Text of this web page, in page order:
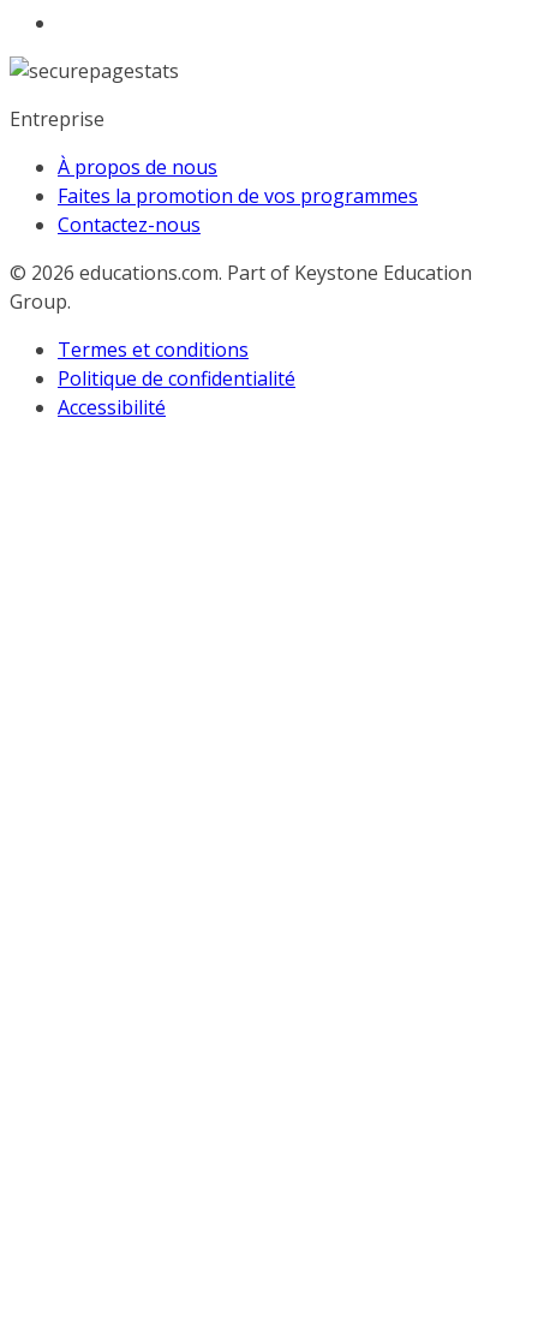
Entreprise
À propos de nous
Faites la promotion de vos programmes
Contactez-nous
© 2026 educations.com. Part of Keystone Education
Group.
Termes et conditions
Politique de confidentialité
Accessibilité